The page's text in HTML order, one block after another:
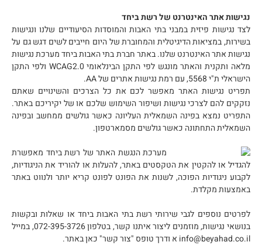
נגישות אתר האינטרנט של רשת ביחד
לצד נגישות פיזית במבני בתי האבות והמוסדות הסיעודיים שלנו ונגישות
בשירות, במציאות הדיגיטלית והמחוברת של היום חייבים לשים דגש גם על
נגישות אתר האינטרנט שלנו. באתר חברת בתי האבות ביחד מערכת נגישות
מלאה ותקנית והאתר מונגש לפי התקן הבינלאומי WCAG2.0 ולפי התקן
הישראלי ת"י 5568, עם רמת נגישות אתרים של AA.
תפריט נגישות האתר מאפשר לכם את כל הצרכים והשינויים שאתם
נזקקים להם לצרכי נגישות ושיפור השימוש שלכם או של יקיריכם באתר.
התפריט נמצא בפינה השמאלית העליונה כאשר גולשים ממחשב ובפינה
השמאלית התחתונה כאשר גולשים מסמארטפון.
מערכת הנגשת האתר של רשת ביחד מאפשרת
להגדיל או להקטין את הטקסטים באתר, להעלות או להוריד את הניגודיות,
לקבוע ניגודיות הפוכה, לשנות את הפונט לפונט קריא יותר ולנווט באתר
באמצעות מקלדת.
לפרטים נוספים לגבי שירותי רשת בתי האבות ביחד או שאלות ובקשות
בנושאי נגישות, מוזמנים ליצור איתנו קשר, בטלפון 072-395-3726, במייל
info@beyahad.co.il א ודרך טופס "צור קשר" כאן באתר.